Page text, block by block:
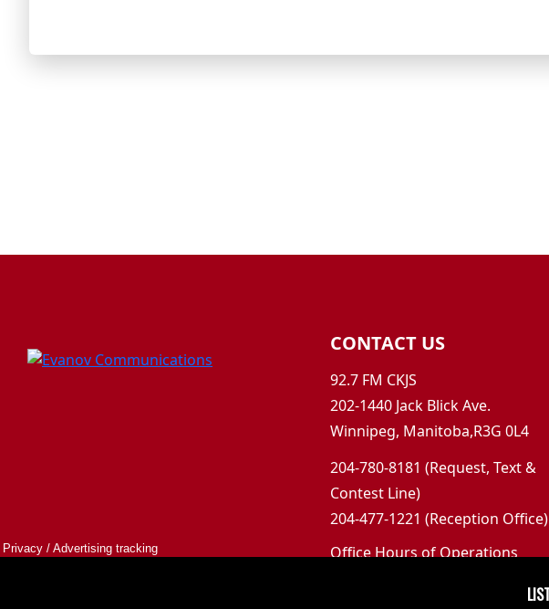
CONTACT US
92.7 FM CKJS
202-1440 Jack Blick Ave.
Winnipeg, Manitoba,R3G 0L4
204-780-8181 (Request, Text &
Contest Line)
204-477-1221 (Reception Office)
Office Hours of Operations
Privacy / Advertising tracking